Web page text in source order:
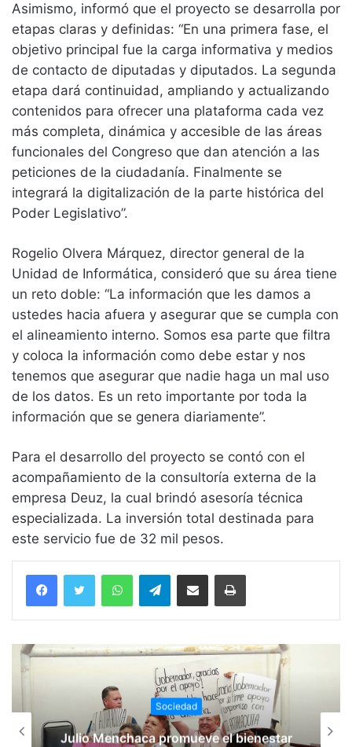
Asimismo, informó que el proyecto se desarrolla por
etapas claras y definidas: “En una primera fase, el
objetivo principal fue la carga informativa y medios
de contacto de diputadas y diputados. La segunda
etapa dará continuidad, ampliando y actualizando
contenidos para ofrecer una plataforma cada vez
más completa, dinámica y accesible de las áreas
funcionales del Congreso que dan atención a las
peticiones de la ciudadanía. Finalmente se
integrará la digitalización de la parte histórica del
Poder Legislativo”.
Rogelio Olvera Márquez, director general de la
Unidad de Informática, consideró que su área tiene
un reto doble: “La información que les damos a
ustedes hacia afuera y asegurar que se cumpla con
el alineamiento interno. Somos esa parte que filtra
y coloca la información como debe estar y nos
tenemos que asegurar que nadie haga un mal uso
de los datos. Es un reto importante por toda la
información que se genera diariamente”.
Para el desarrollo del proyecto se contó con el
acompañamiento de la consultoría externa de la
empresa Deuz, la cual brindó asesoría técnica
especializada. La inversión total destinada para
este servicio fue de 32 mil pesos.
WhatsAppTelegramCompartir vía email Imprimir
Sociedad
Julio Menchaca promueve el bienestar